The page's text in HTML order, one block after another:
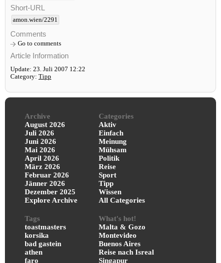
Short-URL
amon.wien/2291
Comments
Go to comments
Article Information
Update: 23. Juli 2007 12:22
Category: Tipp
Archive
August 2026
Juli 2026
Juni 2026
Mai 2026
April 2026
März 2026
Februar 2026
Jänner 2026
Dezember 2025
Explore Archive
Categories
Aktiv
Einfach
Meinung
Mühsam
Politik
Reise
Sport
Tipp
Wissen
All Categories
Tags
toastmasters
korsika
bad gastein
athen
faro
What's hot!
Malta & Gozo
Montevideo
Buenos Aires
Reise nach Isreal
Singapur